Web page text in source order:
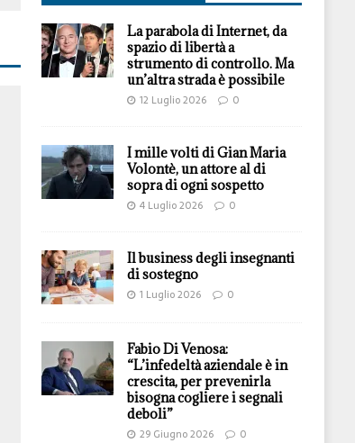
La parabola di Internet, da
spazio di libertà a
strumento di controllo. Ma
un’altra strada è possibile
12 Luglio 2026 0
I mille volti di Gian Maria
Volontè, un attore al di
sopra di ogni sospetto
4 Luglio 2026 0
Il business degli insegnanti
di sostegno
1 Luglio 2026 0
Fabio Di Venosa:
“L’infedeltà aziendale è in
crescita, per prevenirla
bisogna cogliere i segnali
deboli”
29 Giugno 2026 0